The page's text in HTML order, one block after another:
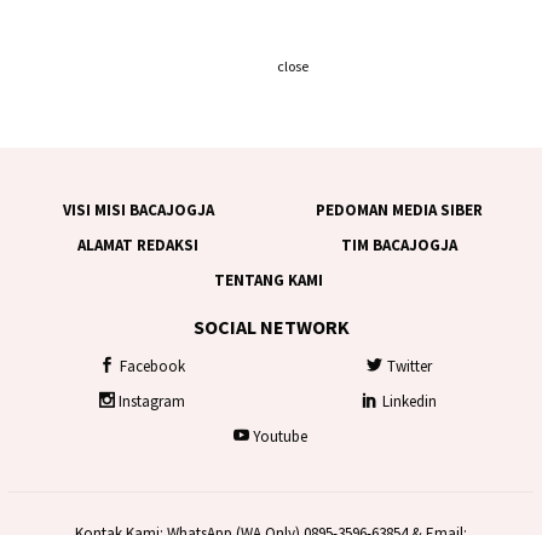
VISI MISI BACAJOGJA
PEDOMAN MEDIA SIBER
ALAMAT REDAKSI
TIM BACAJOGJA
TENTANG KAMI
SOCIAL NETWORK
Facebook
Twitter
Instagram
Linkedin
Youtube
close